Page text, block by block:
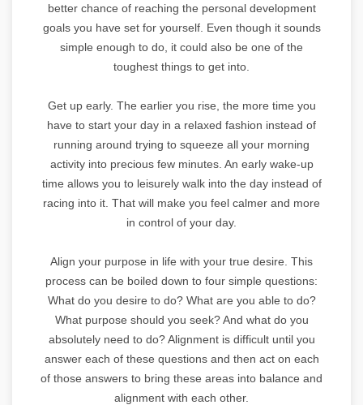
better chance of reaching the personal development
goals you have set for yourself. Even though it sounds
simple enough to do, it could also be one of the
toughest things to get into.
Get up early. The earlier you rise, the more time you
have to start your day in a relaxed fashion instead of
running around trying to squeeze all your morning
activity into precious few minutes. An early wake-up
time allows you to leisurely walk into the day instead of
racing into it. That will make you feel calmer and more
in control of your day.
Align your purpose in life with your true desire. This
process can be boiled down to four simple questions:
What do you desire to do? What are you able to do?
What purpose should you seek? And what do you
absolutely need to do? Alignment is difficult until you
answer each of these questions and then act on each
of those answers to bring these areas into balance and
alignment with each other.